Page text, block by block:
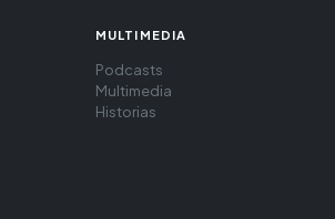
MULTIMEDIA
Podcasts
Multimedia
Historias